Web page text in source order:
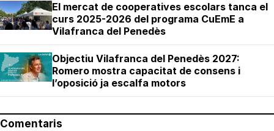
El mercat de cooperatives escolars tanca el
curs 2025-2026 del programa CuEmE a
Vilafranca del Penedès
Objectiu Vilafranca del Penedès 2027:
Romero mostra capacitat de consens i
l’oposició ja escalfa motors
Comentaris